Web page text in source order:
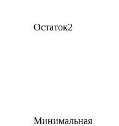
Остаток2
Минимальная